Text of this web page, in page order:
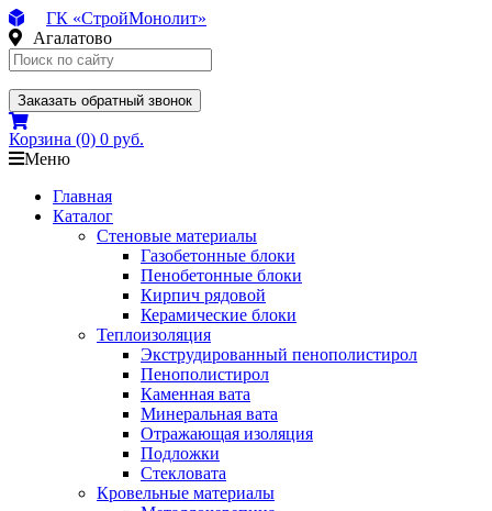
ГК «СтройМонолит»
Агалатово
Заказать обратный звонок
Корзина (0) 0 руб.
Меню
Главная
Каталог
Стеновые материалы
Газобетонные блоки
Пенобетонные блоки
Кирпич рядовой
Керамические блоки
Теплоизоляция
Экструдированный пенополистирол
Пенополистирол
Каменная вата
Минеральная вата
Отражающая изоляция
Подложки
Стекловата
Кровельные материалы